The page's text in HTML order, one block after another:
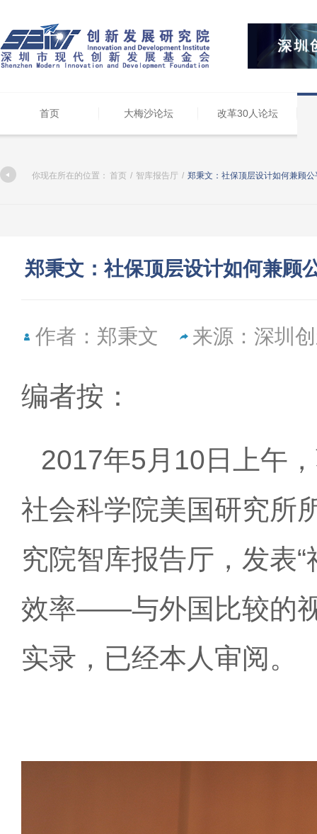
首页 大梅沙论坛 改革30人论坛
你现在所在的位置： 首页 / 智库报告厅 / 郑秉文：社保顶层设计如何兼顾
郑秉文：社保顶层设计如何兼顾
作者：郑秉文 来源：深圳
编者按：
2017年5月10日上午
社会科学院美国研究所
究院智库报告厅，发表
效率——与外国比较的
实录，已经本人审阅。